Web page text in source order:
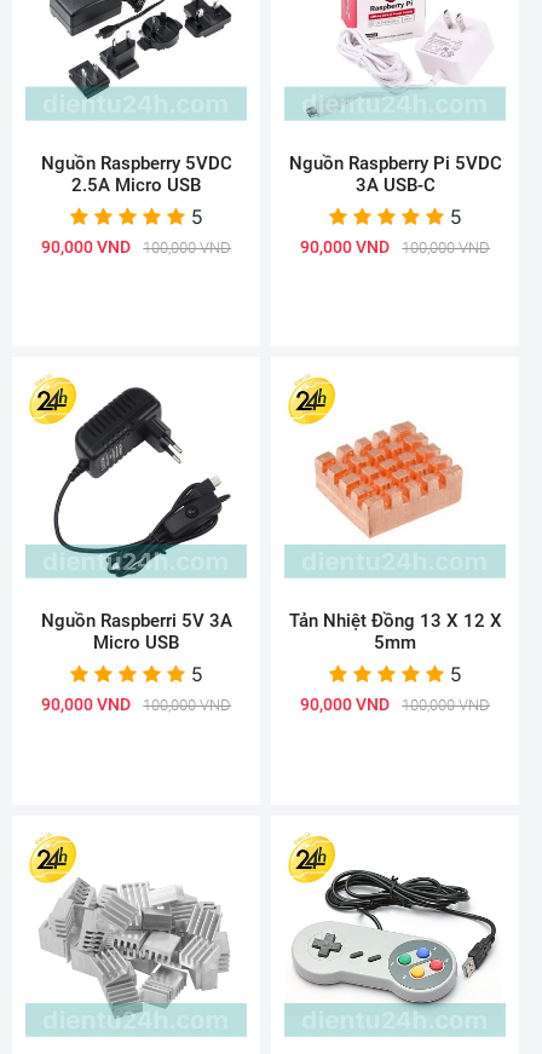
Nguồn Raspberry 5VDC
2.5A Micro USB
5
90,000 VND 100,000 VND
Nguồn Raspberry Pi 5VDC
3A USB-C
5
90,000 VND 100,000 VND
Nguồn Raspberri 5V 3A
Micro USB
5
90,000 VND 100,000 VND
Tản Nhiệt Đồng 13 X 12 X
5mm
5
90,000 VND 100,000 VND